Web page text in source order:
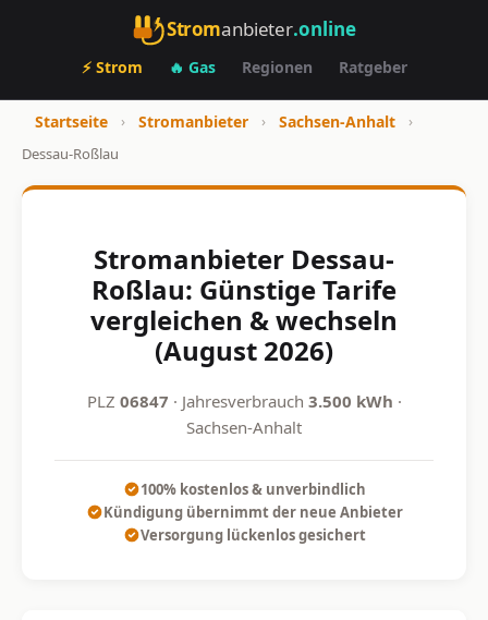
Stromanbieter.online
⚡ Strom 🔥 Gas Regionen Ratgeber
Startseite › Stromanbieter › Sachsen-Anhalt
›
Dessau-Roßlau
Stromanbieter Dessau-
Roßlau: Günstige Tarife
vergleichen & wechseln
(August 2026)
PLZ 06847 · Jahresverbrauch 3.500 kWh ·
Sachsen-Anhalt
100% kostenlos & unverbindlich
Kündigung übernimmt der neue Anbieter
Versorgung lückenlos gesichert